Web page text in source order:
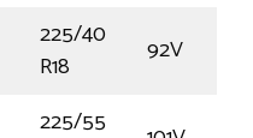
225/40
R18
92V
225/55